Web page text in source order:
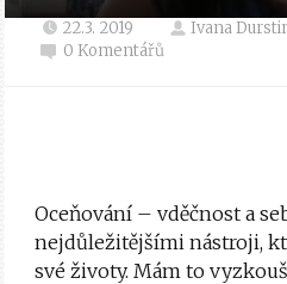
22.3. 2019 Ivana
0 Komentářů
Oceňování – vděčnost a
nejdůležitějšími nástroji,
své životy. Mám to